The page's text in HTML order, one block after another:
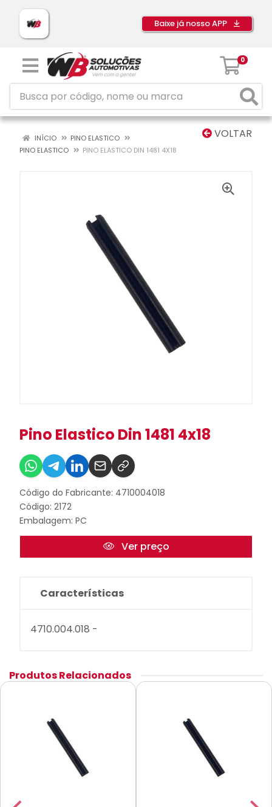
Baixe já nosso APP
0
VOLTAR
INÍCIO
PINO ELASTICO
PINO ELASTICO
PINO ELASTICO DIN 1481 4X18
Pino Elastico Din 1481 4x18
Código do Fabricante: 4710004018
Código: 2172
Embalagem: PC
Ver preço
Características
4710.004.018 -
Produtos Relacionados